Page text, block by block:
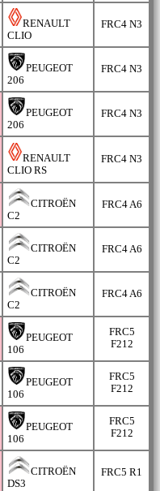
RENAULT
CLIO
FRC4 N3
PEUGEOT
206
FRC4 N3
PEUGEOT
206
FRC4 N3
RENAULT
CLIO RS
FRC4 N3
CITROËN
C2
FRC4 A6
CITROËN
C2
FRC4 A6
CITROËN
C2
FRC4 A6
PEUGEOT
106
FRC5
F212
PEUGEOT
106
FRC5
F212
PEUGEOT
106
FRC5
F212
CITROËN
DS3
FRC5 R1